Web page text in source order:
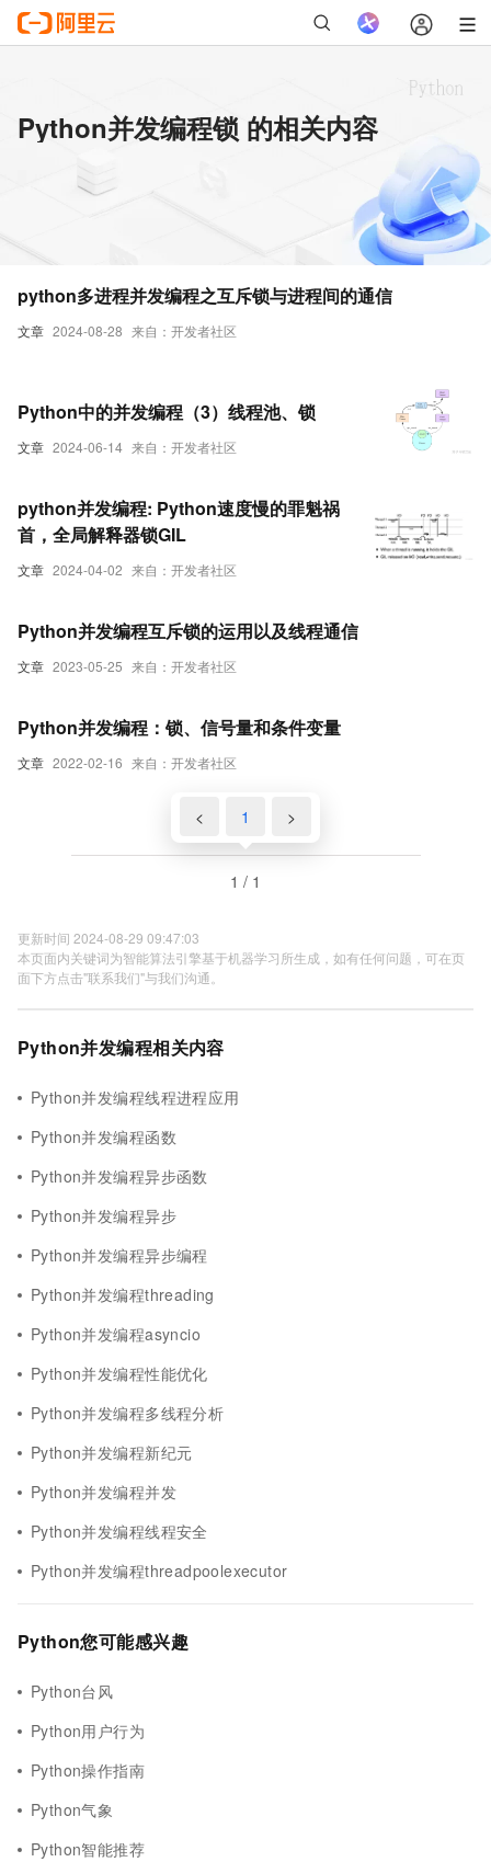
Python并发编程锁 的相关内容
文章 2024-08-28 来自：开发者社区
python多进程并发编程之互斥锁与进程间的通信
文章 2024-06-14 来自：开发者社区
Python中的并发编程（3）线程池、锁
文章 2024-04-02 来自：开发者社区
python并发编程: Python速度慢的罪魁祸
首，全局解释器锁GIL
文章 2023-05-25 来自：开发者社区
Python并发编程互斥锁的运用以及线程通信
文章 2022-02-16 来自：开发者社区
Python并发编程：锁、信号量和条件变量
< 1 >
1 / 1
更新时间 2024-08-29 09:47:03
本页面内关键词为智能算法引擎基于机器学习所生成，如有任何问题，可在页
面下方点击"联系我们"与我们沟通。
Python并发编程相关内容
Python并发编程线程进程应用
Python并发编程函数
Python并发编程异步函数
Python并发编程异步
Python并发编程异步编程
Python并发编程threading
Python并发编程asyncio
Python并发编程性能优化
Python并发编程多线程分析
Python并发编程新纪元
Python并发编程并发
Python并发编程线程安全
Python并发编程threadpoolexecutor
Python您可能感兴趣
Python台风
Python用户行为
Python操作指南
Python气象
Python智能推荐